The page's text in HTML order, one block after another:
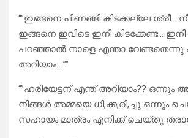
“”ഇങ്ങനെ പിണങ്ങി കിടക്കല്ലേ ശ്രീ…
ഇങ്ങനെ ഇവിടെ ഇനി കിടക്കേണ്ട…
പറഞ്ഞാൽ നാളെ എന്താ വേണ്ടതെന്നു
അറിയാം….””
“”ഹരിയേട്ടന് എന്ത് അറിയാം?? ഒന്നും
നിങ്ങൾ അമ്മയെ ധി,ക്ക,രി,ച്ചു ഒന്നും
സഹായം മാത്രം എനിക്ക് ചെയ്തു